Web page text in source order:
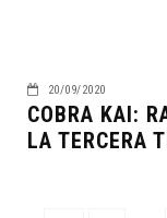
20/09/2020
COBRA KAI:
LA TERCERA